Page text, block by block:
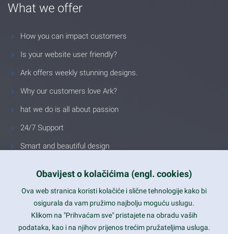
What we offer
How you can impact customers
Is your website user friendly?
Ark offers weekly stunning designs.
Why our customers love Ark?
hat we do is all about passion
24/7 Support
Smart and beautiful design
Latest trends and much more...
Obavijest o kolačićima (engl. cookies)
Ova web stranica koristi kolačiće i slične tehnologije kako bi
osigurala da vam pružimo najbolju moguću uslugu.
Klikom na "Prihvaćam sve" pristajete na obradu vaših
podataka, kao i na njihov prijenos trećim pružateljima usluga.